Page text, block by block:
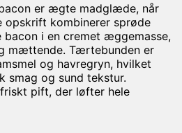
er ægte madglæde, når
opskrift kombinerer sprøde
bacon i en cremet æggemasse,
mættende. Tærtebunden er
og havregryn, hvilket
smag og sund tekstur.
pift, der løfter hele